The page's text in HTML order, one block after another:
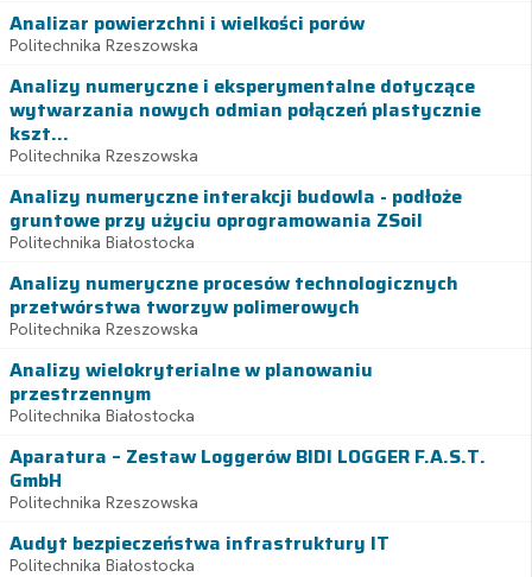
Analizar powierzchni i wielkości porów
Politechnika Rzeszowska
Analizy numeryczne i eksperymentalne dotyczące
wytwarzania nowych odmian połączeń plastycznie
kszt...
Politechnika Rzeszowska
Analizy numeryczne interakcji budowla - podłoże
gruntowe przy użyciu oprogramowania ZSoil
Politechnika Białostocka
Analizy numeryczne procesów technologicznych
przetwórstwa tworzyw polimerowych
Politechnika Rzeszowska
Analizy wielokryterialne w planowaniu
przestrzennym
Politechnika Białostocka
Aparatura – Zestaw Loggerów BIDI LOGGER F.A.S.T.
GmbH
Politechnika Rzeszowska
Audyt bezpieczeństwa infrastruktury IT
Politechnika Białostocka